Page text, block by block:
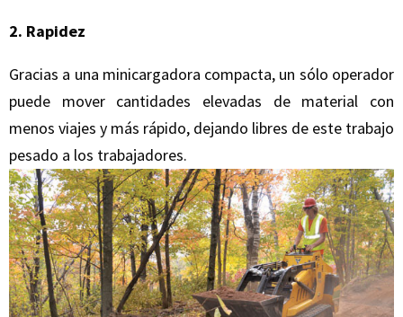
2. Rapidez
Gracias a una minicargadora compacta, un sólo operador
puede mover cantidades elevadas de material con
menos viajes y más rápido, dejando libres de este trabajo
pesado a los trabajadores.